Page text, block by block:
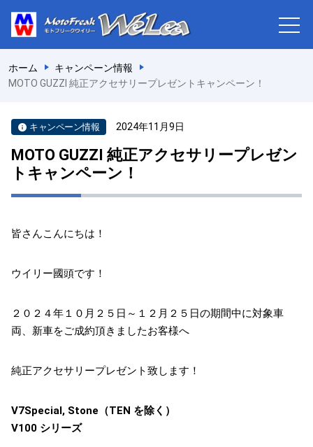
ホーム
キャンペーン情報
MOTO GUZZI 純正アクセサリープレゼントキャンペーン！
キャンペーン情報 2024年11月9日
MOTO GUZZI 純正アクセサリープレゼン
トキャンペーン！
皆さんこんにちは！
ウイリー國頭です！
２０２４年１０月２５日～１２月２５日の期間中に対象車
両、新車をご成約頂きましたお客様へ
純正アクセサリープレゼント致します！
V7Special, Stone（TEN を除く）
V100 シリーズ